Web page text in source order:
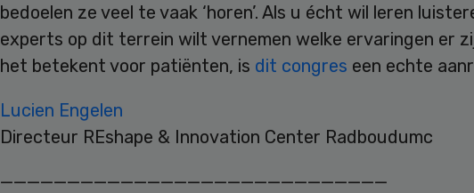
bedoelen ze veel te vaak ‘horen’. Als u écht wil leren
experts op dit terrein wilt vernemen welke ervaringen er
het betekent voor patiënten, is dit congres een echte
Lucien Engelen
Directeur REshape & Innovation Center Radboudumc
—————————————————————————————